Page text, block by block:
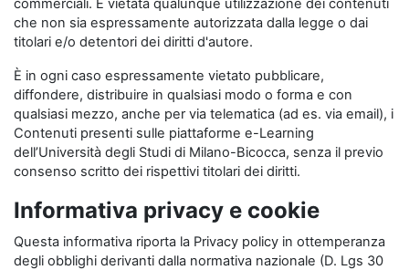
commerciali. È vietata qualunque utilizzazione dei contenuti
che non sia espressamente autorizzata dalla legge o dai
titolari e/o detentori dei diritti d'autore.
È in ogni caso espressamente vietato pubblicare,
diffondere, distribuire in qualsiasi modo o forma e con
qualsiasi mezzo, anche per via telematica (ad es. via email), i
Contenuti presenti sulle piattaforme e-Learning
dell’Università degli Studi di Milano-Bicocca, senza il previo
consenso scritto dei rispettivi titolari dei diritti.
Informativa privacy e cookie
Questa informativa riporta la Privacy policy in ottemperanza
degli obblighi derivanti dalla normativa nazionale (D. Lgs 30